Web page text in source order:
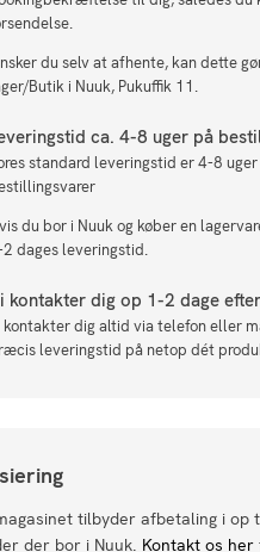
du selv at afhente, kan dette
Butik i Nuuk, Pukuffik 11.
ca. 4-8 uger på
standard leveringstid er 4-8 uger
du bor i Nuuk og køber en
2 dages leveringstid.
kontakter dig op 1-2 dage
kontakter dig altid via telefon eller
leveringstid på netop dét
tilbyder afbetaling i op
der bor i Nuuk. Kontakt os her